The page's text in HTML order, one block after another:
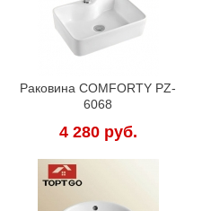
Раковина COMFORTY PZ-
6068
4 280 руб.